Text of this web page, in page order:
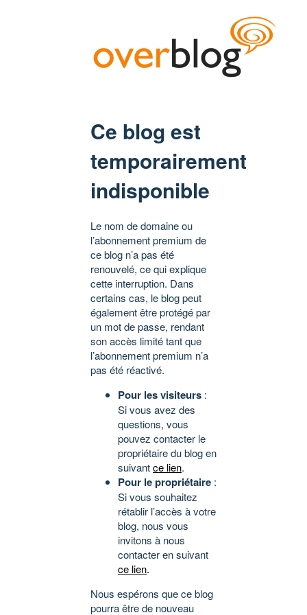
Ce blog est
temporairement
indisponible
Le nom de domaine ou
l’abonnement premium de
ce blog n’a pas été
renouvelé, ce qui explique
cette interruption. Dans
certains cas, le blog peut
également être protégé par
un mot de passe, rendant
son accès limité tant que
l’abonnement premium n’a
pas été réactivé.
Pour les visiteurs :
Si vous avez des
questions, vous
pouvez contacter le
propriétaire du blog en
suivantce lien.
Pour le propriétaire :
Si vous souhaitez
rétablir l’accès à votre
blog, nous vous
invitons à nous
contacter en suivant
ce lien.
Nous espérons que ce blog
pourra être de nouveau